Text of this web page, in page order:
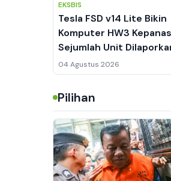
EKSBIS
Tesla FSD v14 Lite Bikin
Komputer HW3
Sejumlah Unit
Total
04 Agustus 2026
Pilihan